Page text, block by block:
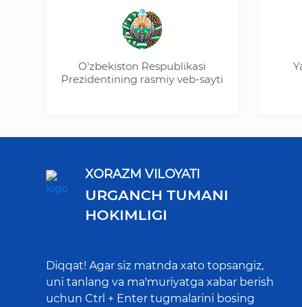
O'zbekiston Respublikasi
Prezidentining rasmiy veb-sayti
XORAZM VILOYATI
URGANCH TUMANI
HOKIMLIGI
Diqqat! Agar siz matnda xato topsangiz,
uni tanlang va ma'muriyatga xabar berish
uchun Ctrl + Enter tugmalarini bosing